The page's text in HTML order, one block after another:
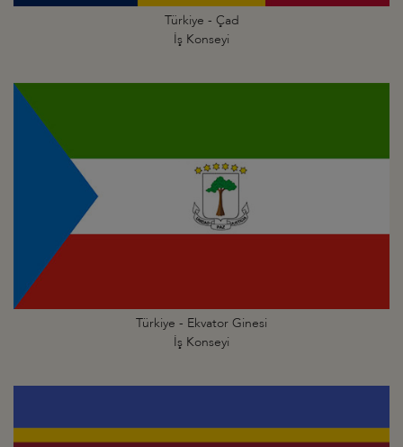
Türkiye - Çad
İş Konseyi
Türkiye - Ekvator Ginesi
İş Konseyi